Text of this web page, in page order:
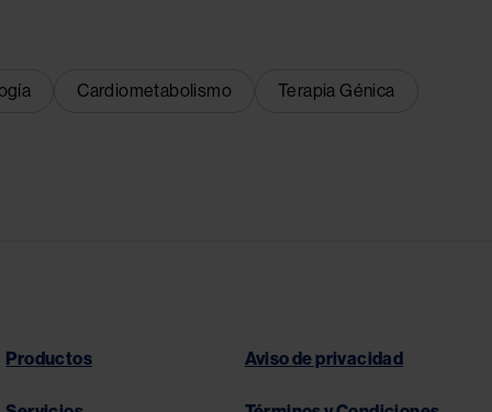
Cardiometabolismo Terapia Génica
Productos Aviso de privacidad